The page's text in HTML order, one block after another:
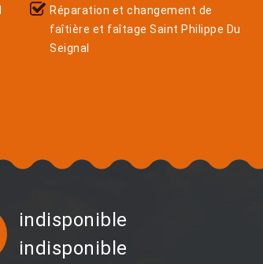
Réparation et changement de
faîtière et faîtage Saint Philippe Du
Seignal
indisponible
indisponible